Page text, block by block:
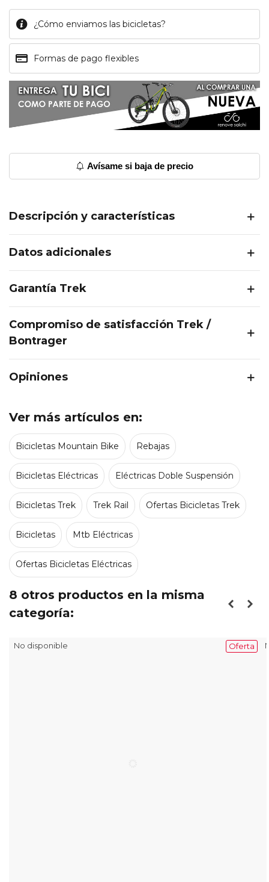
¿Cómo enviamos las bicicletas?
Formas de pago flexibles
Avísame si baja de precio
Descripción y características
Datos adicionales
Garantía Trek
Compromiso de satisfacción Trek /
Bontrager
Opiniones
Ver más artículos en:
Bicicletas Mountain Bike Rebajas
Bicicletas Eléctricas Eléctricas Doble Suspensión
Bicicletas Trek Trek Rail Ofertas Bicicletas Trek
Bicicletas Mtb Eléctricas
Ofertas Bicicletas Eléctricas
8 otros productos en la misma
categoría:
Oferta
No disponible